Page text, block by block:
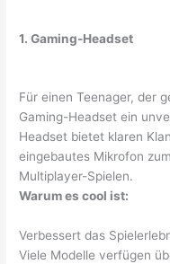
1. Gaming-Headset
Für einen Teenager, der
Gaming-Headset ein
Headset bietet klaren
eingebautes Mikrofon
Multiplayer-Spielen.
Warum es cool ist:
Verbessert das
Viele Modelle verfügen